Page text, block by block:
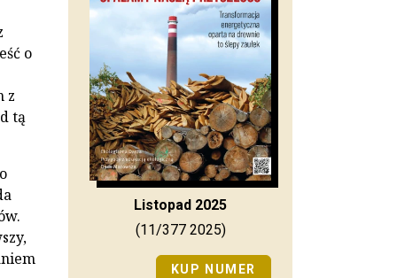
o
z
tą
Listopad 2025
(11/377 2025)
KUP NUMER